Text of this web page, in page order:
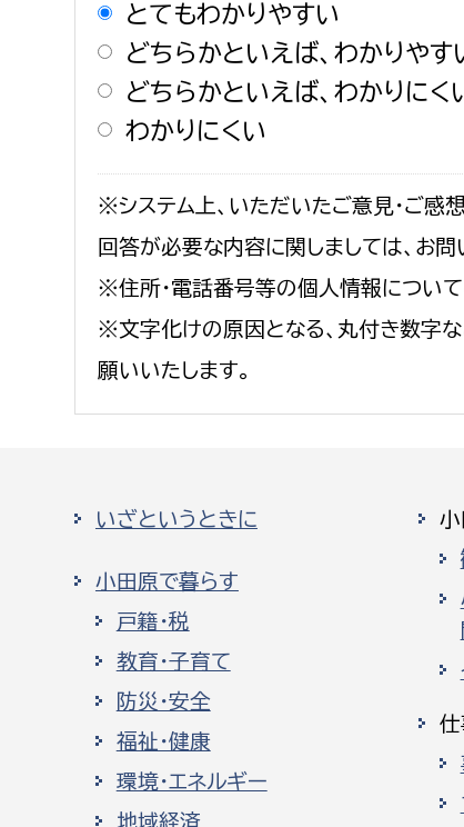
とてもわかりやすい
どちらかといえば、わかりやす
どちらかといえば、わかりにく
わかりにくい
※システム上、いただいたご意見・ご感
回答が必要な内容に関しましては、お
※住所・電話番号等の個人情報について
※文字化けの原因となる、丸付き数字
願いいたします。
いざというときに
小田原で暮らす
戸籍・税
教育・子育て
防災・安全
福祉・健康
環境・エネルギー
地域経済
小
仕